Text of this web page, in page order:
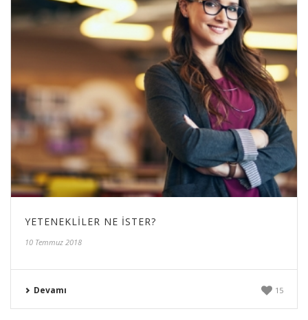
YETENEKLILER NE İSTER?
10 Temmuz 2018
Devamı 15